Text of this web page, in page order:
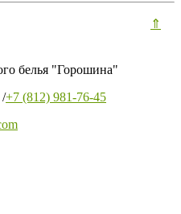
белья "Горошина"
/+7 (812) 981-76-45
⇑